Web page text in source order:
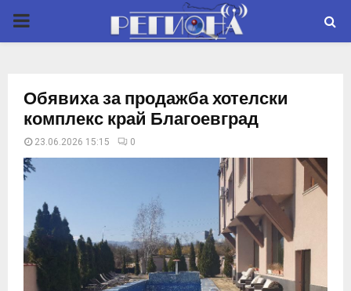
P
M
R
Обявиха за продажба хотелски
комплекс край Благоевград
23.06.2026 15:15 0